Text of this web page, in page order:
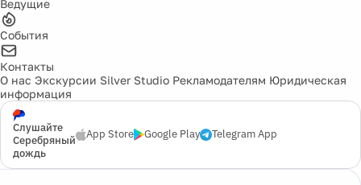
Ведущие
События
Контакты
О нас Экскурсии Silver Studio Рекламодателям Юридическая
информация
Слушайте
Серебряный
дождь
App Store Google Play Telegram App